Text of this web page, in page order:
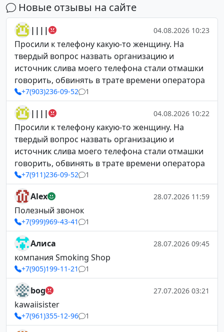
Новые отзывы на сайте
|||| 04.08.2026 10:23
Просили к телефону какую-то женщину. На
твердый вопрос назвать организацию и
источник слива моего телефона стали отмашки
говорить, обвинять в трате времени оператора
+7(903)236-09-52 1
|||| 04.08.2026 10:22
Просили к телефону какую-то женщину. На
твердый вопрос назвать организацию и
источник слива моего телефона стали отмашки
говорить, обвинять в трате времени оператора
+7(911)236-09-52 1
Alex 28.07.2026 11:59
Полезный звонок
+7(999)969-43-41 1
Алиса 28.07.2026 09:45
компания Smoking Shop
+7(905)199-11-21 1
bog 27.07.2026 03:21
kawaiisister
+7(961)355-12-96 1